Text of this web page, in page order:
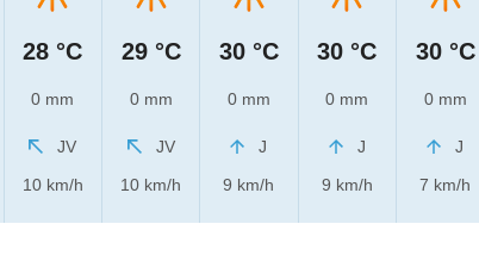
28 °C
0 mm
JV
10 km/h
29 °C
0 mm
JV
10 km/h
30 °C
0 mm
J
9 km/h
30 °C
0 mm
J
9 km/h
30 °C
0 mm
J
7 km/h